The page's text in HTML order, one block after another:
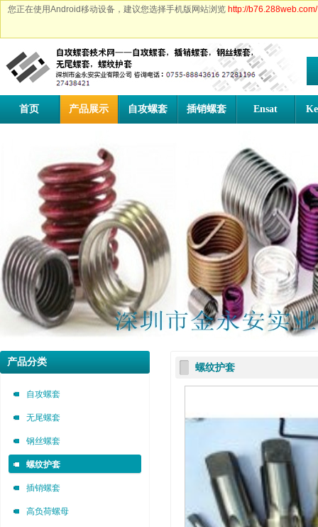
您正在使用Android移动设备，建议您选择手机版网站浏览 http://b76.288web.com/
首页 产品展示 自攻螺套 插销螺套 Ensat
深圳市金永安装实业有限公司 0755-88843616
自攻螺套，无尾螺套，钢丝螺套，插销螺套厂家深圳市金永安装实业有限公司 0755-
深圳市金永安装实业有限公司 0755-88843616
自攻螺套，无尾螺套，钢丝螺套，插销螺套厂家深圳市金永安装实业有限公司 0755-
深圳市金永安装实业有限公司 0755-88843616
自攻螺套，无尾螺套，钢丝螺套，插销螺套厂家深圳市金永安装实业有限公司 0755-
产品分类
自攻螺套
无尾螺套
钢丝螺套
螺纹护套
插销螺套
高负荷螺母
螺纹护套